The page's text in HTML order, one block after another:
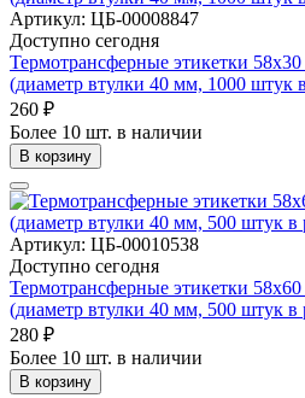
Артикул: ЦБ-00008847
Доступно сегодня
Термотрансферные этикетки
(диаметр втулки 40 мм, 1000 штук
260 ₽
Более 10 шт. в наличии
В корзину
Артикул: ЦБ-00010538
Доступно сегодня
Термотрансферные этикетки
(диаметр втулки 40 мм, 500 штук в
280 ₽
Более 10 шт. в наличии
В корзину